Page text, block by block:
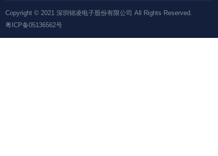
Copyright © 2021 深圳锦凌电子股份有限公司 All Rights Reserved.
粤ICP备05136562号